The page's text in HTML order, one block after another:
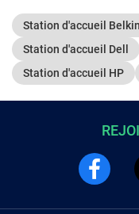
Station d'accueil Belkin
Station d'accueil Dell
Station d'accueil HP